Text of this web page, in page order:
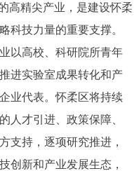
高精尖产业，是建设怀柔
科技力量的重要支撑。
以高校、科研院所青年
进实验室成果转化和产
业代表。怀柔区将持续
人才引进、政策保障、
支持，逐项研究推进，
创新和产业发展生态，